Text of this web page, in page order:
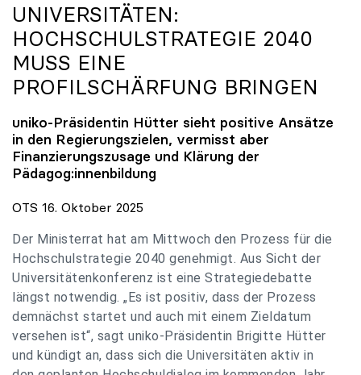
UNIVERSITÄTEN:
HOCHSCHULSTRATEGIE 2040
MUSS EINE
PROFILSCHÄRFUNG BRINGEN
uniko-Präsidentin Hütter sieht positive Ansätze
in den Regierungszielen, vermisst aber
Finanzierungszusage und Klärung der
Pädagog:innenbildung
OTS 16. Oktober 2025
Der Ministerrat hat am Mittwoch den Prozess für die
Hochschulstrategie 2040 genehmigt. Aus Sicht der
Universitätenkonferenz ist eine Strategiedebatte
längst notwendig. „Es ist positiv, dass der Prozess
demnächst startet und auch mit einem Zieldatum
versehen ist“, sagt uniko-Präsidentin Brigitte Hütter
und kündigt an, dass sich die Universitäten aktiv in